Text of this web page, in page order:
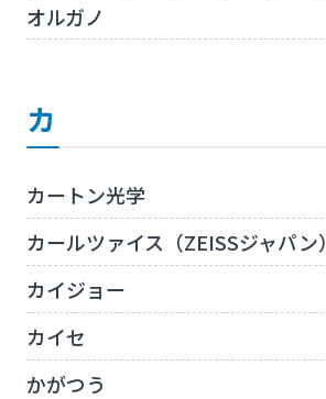
オルガノ
カ
カートン光学
カールツァイス（ZEISSジャパン）
カイジョー
カイセ
かがつう